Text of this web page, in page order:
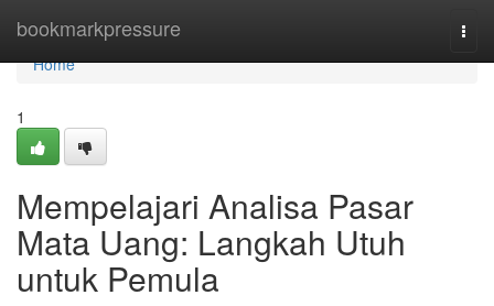
bookmarkpressure
Home
Home
1
Mempelajari Analisa Pasar
Mata Uang: Langkah Utuh
untuk Pemula